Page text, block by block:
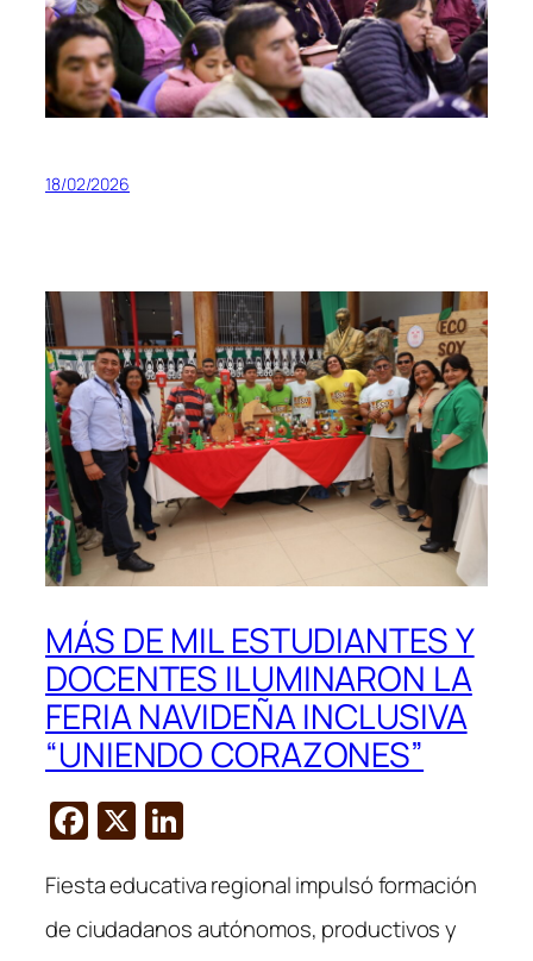
18/02/2026
MÁS DE MIL ESTUDIANTES Y
DOCENTES ILUMINARON LA
FERIA NAVIDEÑA INCLUSIVA
“UNIENDO CORAZONES”
F
c
e
X
k
e
Fiesta educativa regional impulsó formación
de ciudadanos autónomos, productivos y